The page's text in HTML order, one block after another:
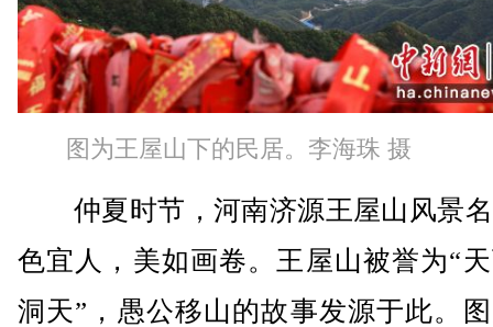
图为王屋山下的民居。李海珠 摄
仲夏时节，河南济源王屋山风景
色宜人，美如画卷。王屋山被誉为“
洞天”，愚公移山的故事发源于此。